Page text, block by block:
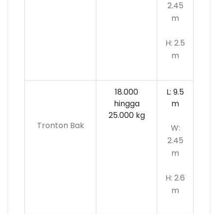
2.45
m
H: 2.5
m
Tronton Bak
18.000
hingga
25.000 kg
L: 9.5
m
W:
2.45
m
H: 2.6
m